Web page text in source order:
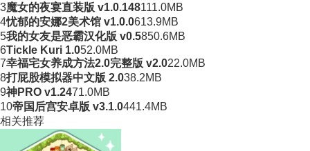
3魔女的夜宴直装版 v1.0.148111.0MB
4忧郁的安娜2美术馆 v1.0.0613.9MB
5我的女友是恶霸汉化版 v0.5850.6MB
6Tickle Kuri 1.052.0MB
7幸福宅女养成方法2.0完整版 v2.022.0MB
8打屁股模拟器中文版 2.038.2MB
9神PRO v1.2471.0MB
10帝国后宫安卓版 v3.1.0441.4MB
相关推荐